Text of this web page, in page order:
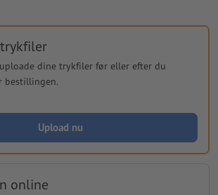
dine trykfiler før eller efter du
bestillingen.
Upload nu
online